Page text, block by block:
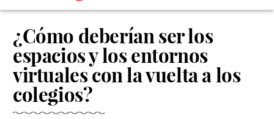
¿Cómo deberían ser los
espacios y los entornos
virtuales con la vuelta a los
colegios?